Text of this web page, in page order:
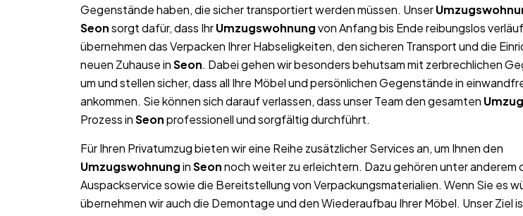
Gegenstände haben, die sicher transportiert werden müssen. Unser
Seonsorgt dafür, dass IhrUmzugswohnungvon Anfang bis Ende reibungslos
übernehmen das Verpacken Ihrer Habseligkeiten, den sicheren Transport und die
neuen Zuhause inSeon. Dabei gehen wir besonders behutsam mit zerbrechlichen
um und stellen sicher, dass all Ihre Möbel und persönlichen Gegenstände in
ankommen. Sie können sich darauf verlassen, dass unser Team den gesamten
Prozess inSeonprofessionell und sorgfältig durchführt.
Für Ihren Privatumzug bieten wir eine Reihe zusätzlicher Services an, um Ihnen den
UmzugswohnunginSeonnoch weiter zu erleichtern. Dazu gehören unter anderem
Auspackservice sowie die Bereitstellung von Verpackungsmaterialien. Wenn Sie es
übernehmen wir auch die Demontage und den Wiederaufbau Ihrer Möbel. Unser Ziel